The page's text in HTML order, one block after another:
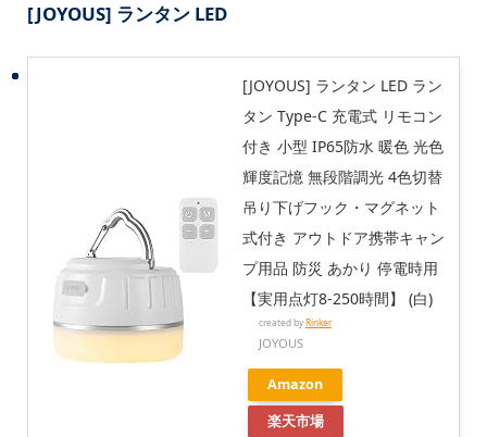
[JOYOUS] ランタン LED
[JOYOUS] ランタン LED ラン
タン Type-C 充電式 リモコン
付き 小型 IP65防水 暖色 光色
輝度記憶 無段階調光 4色切替
吊り下げフック・マグネット
式付き アウトドア携帯キャン
プ用品 防災 あかり 停電時用
【実用点灯8-250時間】 (白)
created by Rinker
JOYOUS
Amazon
楽天市場